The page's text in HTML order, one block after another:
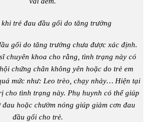
trẻ đau đầu gối do tăng trưởng
gối do tăng trưởng chưa được xác định.
chuyên khoa cho rằng, tình trạng này có
chứng chân không yên hoặc do trẻ em
mức như: Leo trèo, chạy nhảy… Hiện tại
cho tình trạng này. Phụ huynh có thể giúp
hoặc chườm nóng giúp giảm cơn đau
đầu gối cho trẻ.